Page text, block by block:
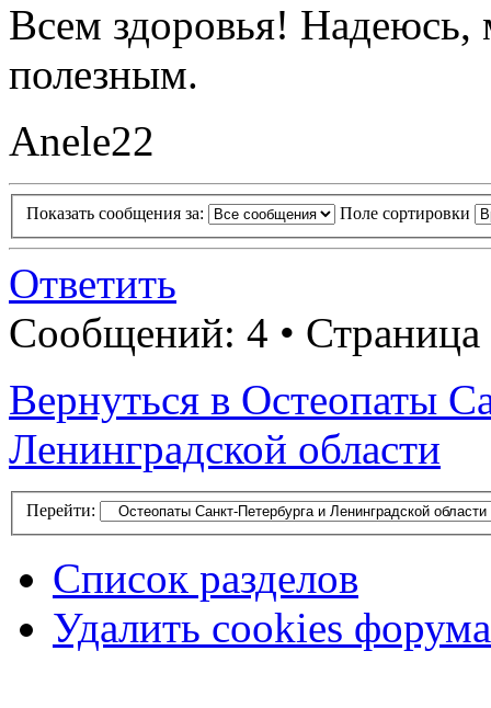
Всем здоровья! Надеюсь,
полезным.
Anele22
Показать сообщения за: Поле сортировки
Ответить
Сообщений: 4 • Страница
Вернуться в Остеопаты
Ленинградской области
Перейти:
Список разделов
Удалить cookies форума